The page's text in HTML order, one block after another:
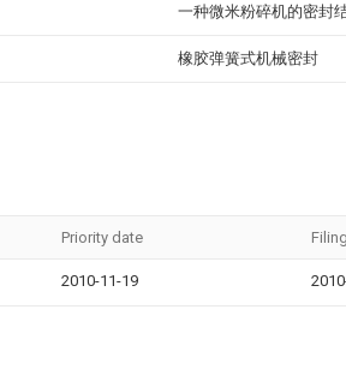
一种微米粉碎机的密封
橡胶弹簧式机械密封
Priority date
2010-11-19